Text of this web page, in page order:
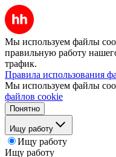
Мы используем файлы
правильную работу
трафик.
Правила использования
Мы используем файлы
файлов cookie
Понятно
Ищу работу
Ищу работу
Ищу работу